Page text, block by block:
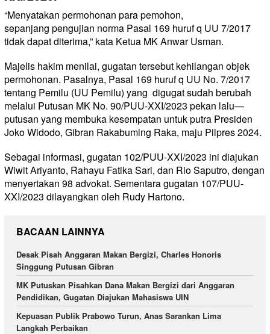
“Menyatakan permohonan para pemohon,
sepanjang pengujian norma Pasal 169 huruf q UU 7/2017
tidak dapat diterima,” kata Ketua MK Anwar Usman.
Majelis hakim menilai, gugatan tersebut kehilangan objek
permohonan. Pasalnya, Pasal 169 huruf q UU No. 7/2017
tentang Pemilu (UU Pemilu) yang digugat sudah berubah
melalui Putusan MK No. 90/PUU-XXI/2023 pekan lalu—
putusan yang membuka kesempatan untuk putra Presiden
Joko Widodo, Gibran Rakabuming Raka, maju Pilpres 2024.
Sebagai informasi, gugatan 102/PUU-XXI/2023 ini diajukan
Wiwit Ariyanto, Rahayu Fatika Sari, dan Rio Saputro, dengan
menyertakan 98 advokat. Sementara gugatan 107/PUU-
XXI/2023 dilayangkan oleh Rudy Hartono.
BACAAN LAINNYA
Desak Pisah Anggaran Makan Bergizi, Charles Honoris
Singgung Putusan Gibran
MK Putuskan Pisahkan Dana Makan Bergizi dari Anggaran
Pendidikan, Gugatan Diajukan Mahasiswa UIN
Kepuasan Publik Prabowo Turun, Anas Sarankan Lima
Langkah Perbaikan